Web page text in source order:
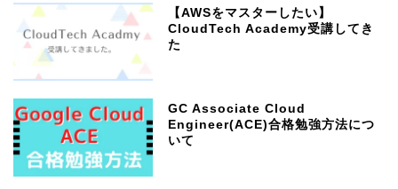
【AWSをマスターしたい】
CloudTech Academy受講してき
た
GC Associate Cloud
Engineer(ACE)合格勉強方法につ
いて